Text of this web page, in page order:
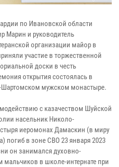
по Ивановской области
Марин и руководитель
организации майор в
участие в торжественной
доски в честь
открытия состоялась в
Шартомском мужском монастыре.
с казачеством Шуйской
насельник Николо-
иеромонах Дамаскин (в миру
погиб в зоне СВО 23 января 2023
он занимался духовно-
мальчиков в школе-интернате при